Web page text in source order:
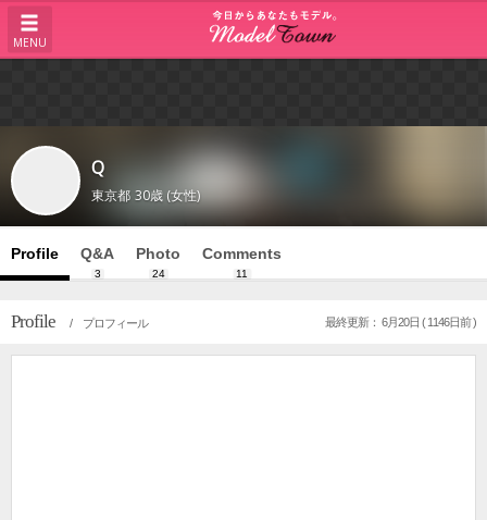
MENU
Q
東京都 30歳 (女性)
Profile Q&A
3
Photo
24
Comments
11
Profile / プロフィール 最終更新： 6月20日 ( 1146日前 )